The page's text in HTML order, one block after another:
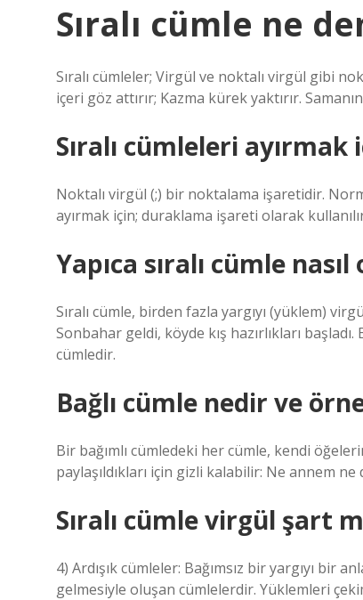
Sıralı cümle ne
Sıralı cümleler; Virgül ve noktalı virgül gibi
içeri göz attırır; Kazma kürek yaktırır.
Sıralı cümleleri ayırmak
Noktalı virgül (;) bir noktalama işaretidir.
ayırmak için; duraklama işareti olarak
Yapıca sıralı cümle nasıl
Sıralı cümle, birden fazla yargıyı (yüklem)
Sonbahar geldi, köyde kış hazırlıkları
cümledir.
Bağlı cümle nedir ve
Bir bağımlı cümledeki her cümle, kendi
paylaşıldıkları için gizli kalabilir: Ne annem
Sıralı cümle virgül şart
4) Ardışık cümleler: Bağımsız bir yargıyı
gelmesiyle oluşan cümlelerdir. Yüklemleri